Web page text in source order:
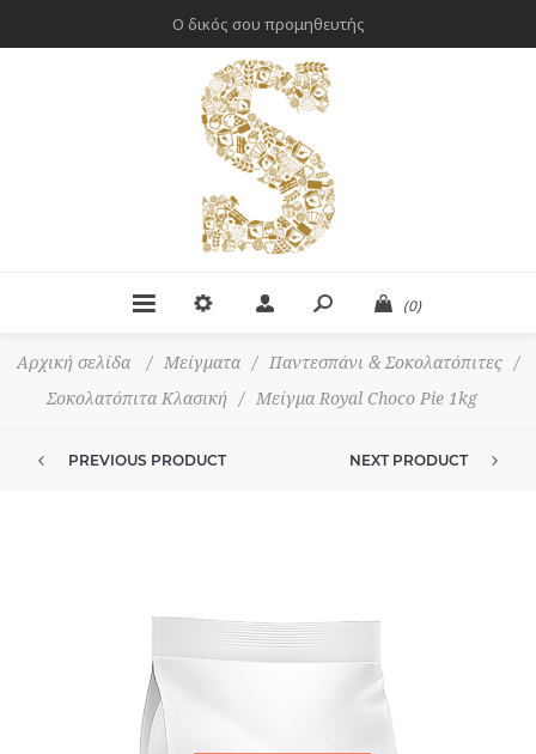
Ο δικός σου προμηθευτής
(0)
Αρχική σελίδα / Μείγματα / Παντεσπάνι & Σοκολατόπιτες
/
Σοκολατόπιτα Κλασική
/ Μείγμα Royal Choco Pie 1kg
PREVIOUS PRODUCT NEXT PRODUCT